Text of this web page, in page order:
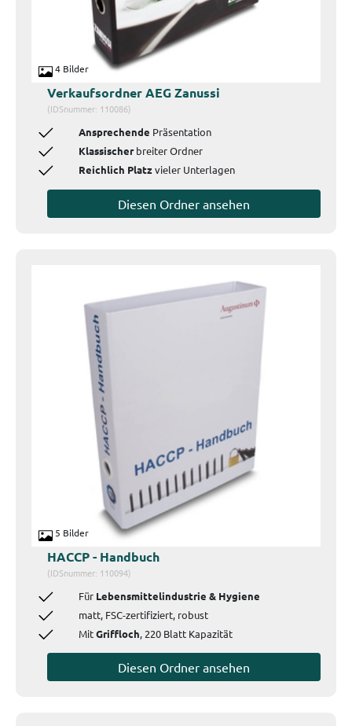
4 Bilder
Verkaufsordner AEG Zanussi
(IDSnummer: 110086)
Ansprechende Präsentation
Klassischerbreiter Ordner
Reichlich Platzvieler Unterlagen
Diesen Ordner ansehen
5 Bilder
HACCP - Handbuch
(IDSnummer: 110094)
Für Lebensmittelindustrie & Hygiene
matt, FSC-zertifiziert, robust
MitGriffloch, 220 Blatt Kapazität
Diesen Ordner ansehen